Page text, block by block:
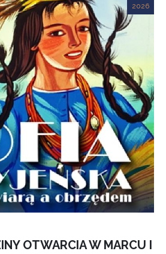
2026
OTWARCIA W MARCU I